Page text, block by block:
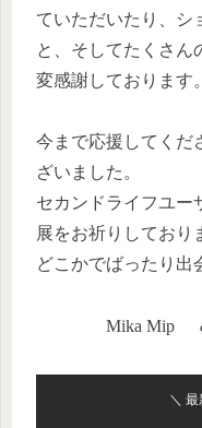
ていただいたり、シ
と、そしてたくさん
変感謝しております。
今まで応援してくだ
ざいました。
セカンドライフユー
展をお祈りしており
どこかでばったり出
Mika Mip ＆
＼